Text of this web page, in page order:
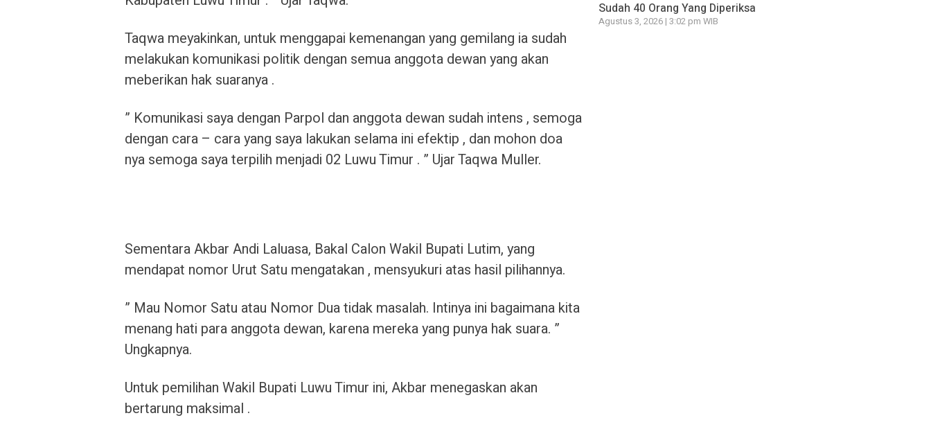
Taqwa meyakinkan, untuk menggapai kemenangan yang gemilang ia sudah
melakukan komunikasi politik dengan semua anggota dewan yang akan
meberikan hak suaranya .
” Komunikasi saya dengan Parpol dan anggota dewan sudah intens , semoga
dengan cara – cara yang saya lakukan selama ini efektip , dan mohon doa
nya semoga saya terpilih menjadi 02 Luwu Timur . ” Ujar Taqwa Muller.
Sementara Akbar Andi Laluasa, Bakal Calon Wakil Bupati Lutim, yang
mendapat nomor Urut Satu mengatakan , mensyukuri atas hasil pilihannya.
” Mau Nomor Satu atau Nomor Dua tidak masalah. Intinya ini bagaimana kita
menang hati para anggota dewan, karena mereka yang punya hak suara. ”
Ungkapnya.
Untuk pemilihan Wakil Bupati Luwu Timur ini, Akbar menegaskan akan
bertarung maksimal .
Sudah 40 Orang Yang Diperiksa
Agustus 3, 2026 | 3:02 pm WIB